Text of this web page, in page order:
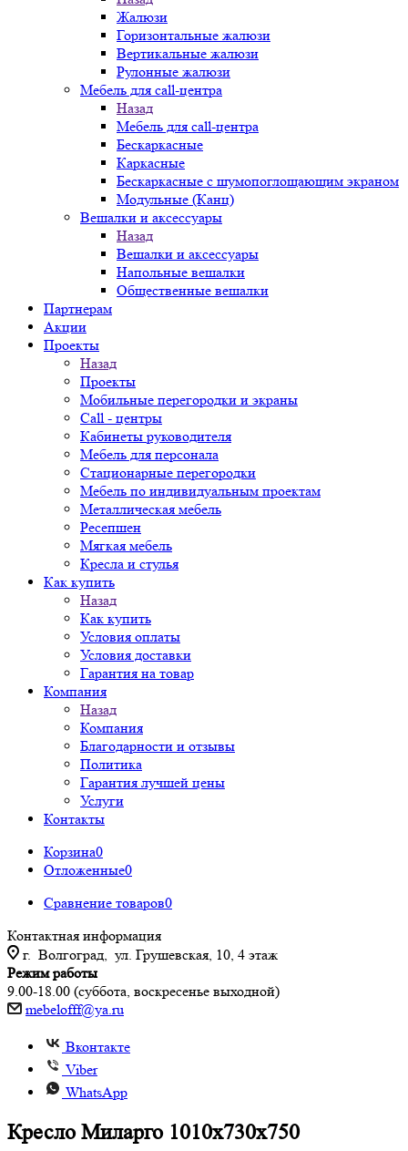
Жалюзи
Горизонтальные жалюзи
Вертикальные жалюзи
Рулонные жалюзи
Мебель для call-центра
Назад
Мебель для call-центра
Бескаркасные
Каркасные
Бескаркасные с шумопоглощающим экраном
Модульные (Канц)
Вешалки и аксессуары
Назад
Вешалки и аксессуары
Напольные вешалки
Общественные вешалки
Партнерам
Акции
Проекты
Назад
Проекты
Мобильные перегородки и экраны
Call - центры
Кабинеты руководителя
Мебель для персонала
Стационарные перегородки
Мебель по индивидуальным проектам
Металлическая мебель
Ресепшен
Мягкая мебель
Кресла и стулья
Как купить
Назад
Как купить
Условия оплаты
Условия доставки
Гарантия на товар
Компания
Назад
Компания
Благодарности и отзывы
Политика
Гарантия лучшей цены
Услуги
Контакты
Корзина0
Отложенные0
Сравнение товаров0
Контактная информация
г. Волгоград, ул. Грушевская, 10, 4 этаж
Режим работы
9.00-18.00 (суббота, воскресенье выходной)
mebelofff@ya.ru
Вконтакте
Viber
WhatsApp
Кресло Миларго 1010x730x750